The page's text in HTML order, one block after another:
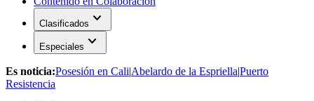
Clasificados expand_more
Especiales expand_more
Es noticia:Posesión en Cali|Abelardo de la Espriella|Puerto
Resistencia